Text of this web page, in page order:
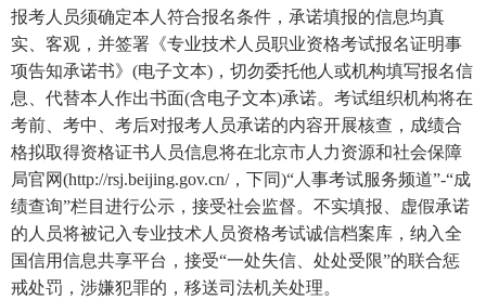
报考人员须确定本人符合报名条件，承诺填报的信息均真
实、客观，并签署《专业技术人员职业资格考试报名证明事
项告知承诺书》(电子文本)，切勿委托他人或机构填写报名信
息、代替本人作出书面(含电子文本)承诺。考试组织机构将在
考前、考中、考后对报考人员承诺的内容开展核查，成绩合
格拟取得资格证书人员信息将在北京市人力资源和社会保障
局官网(http://rsj.beijing.gov.cn/，下同)“人事考试服务频道”-“成
绩查询”栏目进行公示，接受社会监督。不实填报、虚假承诺
的人员将被记入专业技术人员资格考试诚信档案库，纳入全
国信用信息共享平台，接受“一处失信、处处受限”的联合惩
戒处罚，涉嫌犯罪的，移送司法机关处理。